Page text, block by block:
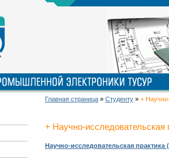
Главная страница » Студенту » +
+ Научно-исследовательская
Научно-исследовательская практика